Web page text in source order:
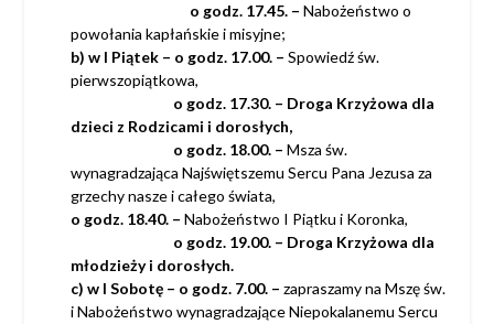
o godz. 17.45. – Nabożeństwo o
powołania kapłańskie i misyjne;
b) w I Piątek– o godz. 17.00. – Spowiedź św.
pierwszopiątkowa,
o godz. 17.30. – Droga Krzyżowa dla
dzieci z Rodzicami i dorosłych,
o godz. 18.00. – Msza św.
wynagradzająca Najświętszemu Sercu Pana Jezusa za
grzechy nasze i całego świata,
o godz. 18.40. – Nabożeństwo I Piątku i Koronka,
o godz. 19.00. – Droga Krzyżowa dla
młodzieży i dorosłych.
c) w I Sobotę– o godz. 7.00. – zapraszamy na Mszę św.
i Nabożeństwo wynagradzająceNiepokalanemu Sercu